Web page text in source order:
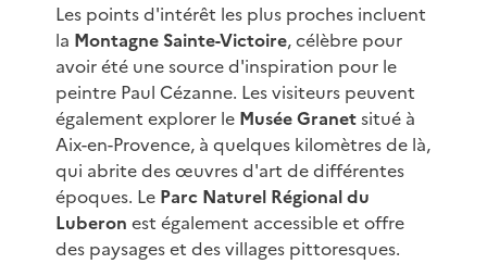
Les points d'intérêt les plus proches incluent
la Montagne Sainte-Victoire, célèbre pour
avoir été une source d'inspiration pour le
peintre Paul Cézanne. Les visiteurs peuvent
également explorer le Musée Granetsitué à
Aix-en-Provence, à quelques kilomètres de là,
qui abrite des œuvres d'art de différentes
époques. Le Parc Naturel Régional du
Luberon est également accessible et offre
des paysages et des villages pittoresques.